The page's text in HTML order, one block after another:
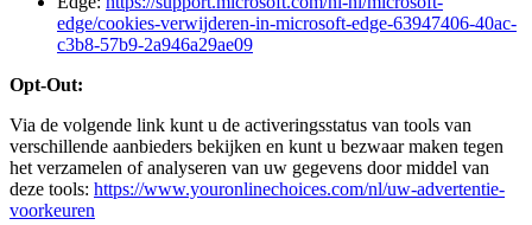
edge/cookies-verwijderen-in-microsoft-edge-63947406-40ac-
c3b8-57b9-2a946a29ae09
Opt-Out:
Via de volgende link kunt u de activeringsstatus van tools van
verschillende aanbieders bekijken en kunt u bezwaar maken tegen
het verzamelen of analyseren van uw gegevens door middel van
deze tools: https://www.youronlinechoices.com/nl/uw-advertentie-
voorkeuren